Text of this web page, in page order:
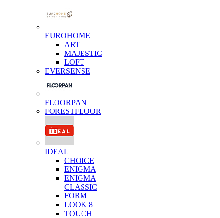
EUROHOME
ART
MAJESTIC
LOFT
EVERSENSE
FLOORPAN
FORESTFLOOR
IDEAL
CHOICE
ENIGMA
ENIGMA
CLASSIC
FORM
LOOK 8
TOUCH